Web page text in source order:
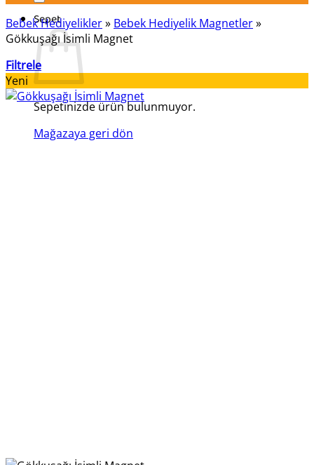
Sepet
Sepetinizde ürün bulunmuyor.
Mağazaya geri dön
Bebek Hediyelikler» Bebek Hediyelik Magnetler»
Gökkuşağı İsimli Magnet
Filtrele
Yeni